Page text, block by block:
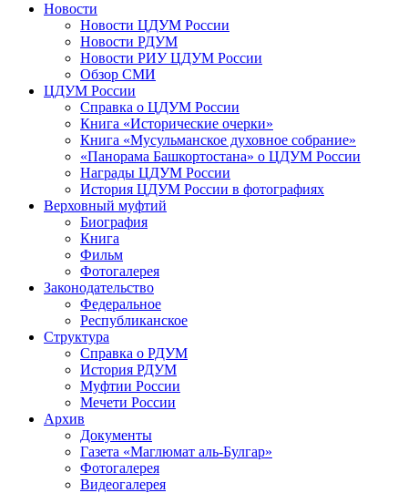
Новости
Новости ЦДУМ России
Новости РДУМ
Новости РИУ ЦДУМ России
Обзор СМИ
ЦДУМ России
Справка о ЦДУМ России
Книга «Исторические очерки»
Книга «Мусульманское духовное собрание»
«Панорама Башкортостана» о ЦДУМ России
Награды ЦДУМ России
История ЦДУМ России в фотографиях
Верховный муфтий
Биография
Книга
Фильм
Фотогалерея
Законодательство
Федеральное
Республиканское
Структура
Справка о РДУМ
История РДУМ
Муфтии России
Мечети России
Архив
Документы
Газета «Маглюмат аль-Булгар»
Фотогалерея
Видеогалерея